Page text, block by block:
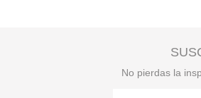
No pierdas la